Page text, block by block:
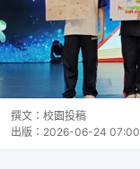
撰文： 校園投稿
出版： 2026-06-24 07:00